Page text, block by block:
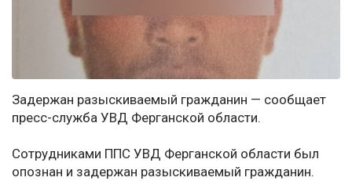
Задержан разыскиваемый гражданин — сообщает
пресс-служба УВД Ферганской области.
Сотрудниками ППС УВД Ферганской области был
опознан и задержан разыскиваемый гражданин.